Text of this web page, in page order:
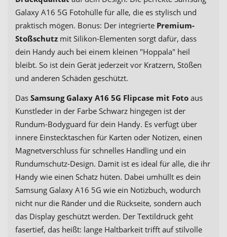
Galaxy A16 5G Fotohülle für alle, die es stylisch und
praktisch mögen. Bonus: Der integrierte Premium-
Stoßschutz mit Silikon-Elementen sorgt dafür, dass
dein Handy auch bei einem kleinen "Hoppala" heil
bleibt. So ist dein Gerät jederzeit vor Kratzern, Stößen
und anderen Schäden geschützt.
Das Samsung Galaxy A16 5G Flipcase mit Foto aus
Kunstleder in der Farbe Schwarz hingegen ist der
Rundum-Bodyguard für dein Handy. Es verfügt über
innere Einstecktaschen für Karten oder Notizen, einen
Magnetverschluss für schnelles Handling und ein
Rundumschutz-Design. Damit ist es ideal für alle, die ihr
Handy wie einen Schatz hüten. Dabei umhüllt es dein
Samsung Galaxy A16 5G wie ein Notizbuch, wodurch
nicht nur die Ränder und die Rückseite, sondern auch
das Display geschützt werden. Der Textildruck geht
fasertief, das heißt: lange Haltbarkeit trifft auf stilvolle